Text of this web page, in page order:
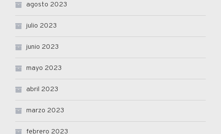
agosto 2023
julio 2023
junio 2023
mayo 2023
abril 2023
marzo 2023
febrero 2023